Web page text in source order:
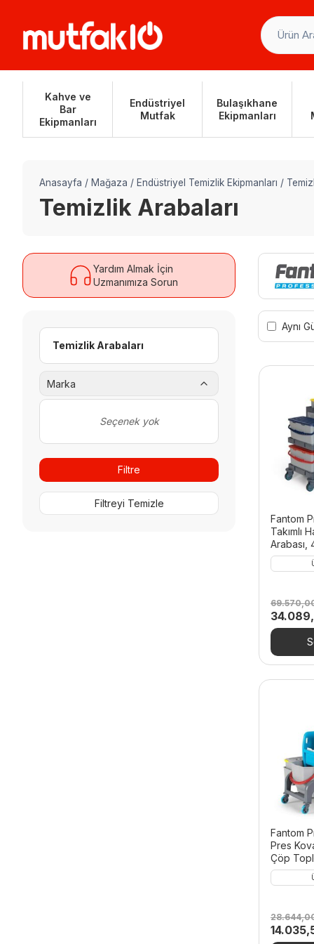
Kahve ve
Bar
Ekipmanları
Endüstriyel
Mutfak
Bulaşıkhane
Ekipmanları
Anasayfa / Mağaza / Endüstriyel Temizlik Ekipmanları /
Temizlik Arabaları
Yardım Almak İçin
Uzmanımıza Sorun
Temizlik Arabaları
Marka
Seçenek yok
Filtre
Filtreyi Temizle
Aynı
Fantom
Takımlı
Arabası,
Orijinal
fiyat:
Fantom
Pres
Çöp
Orijinal